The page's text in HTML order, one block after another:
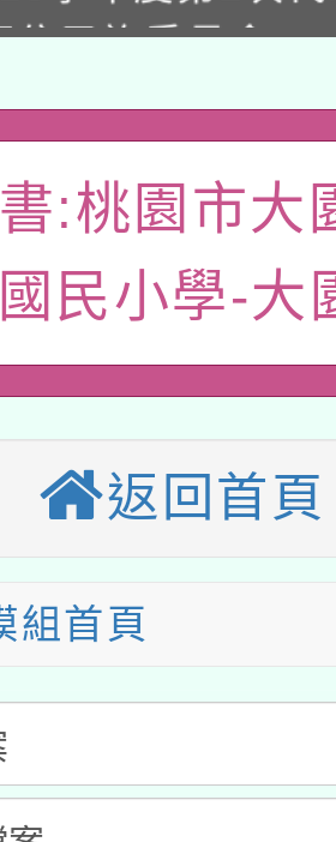
甄選結果公告(
住民族委員會
府115年70歲以
康講座「吃得安
鼓勵退休同仁踴
學年度第2次
結果公告(無人
動共學行動站研
理115年度閱讀
推動專業研習
能─人工智慧
素養講師名單
學年度第1次
考甄選結果公
學年度第2次
甄選結果公告(
住民族委員會
原住民族歲時祭
府115年70歲以
康講座「吃得安
學年度第2次
:桃園市大
民小學-大
返回首頁
組首頁